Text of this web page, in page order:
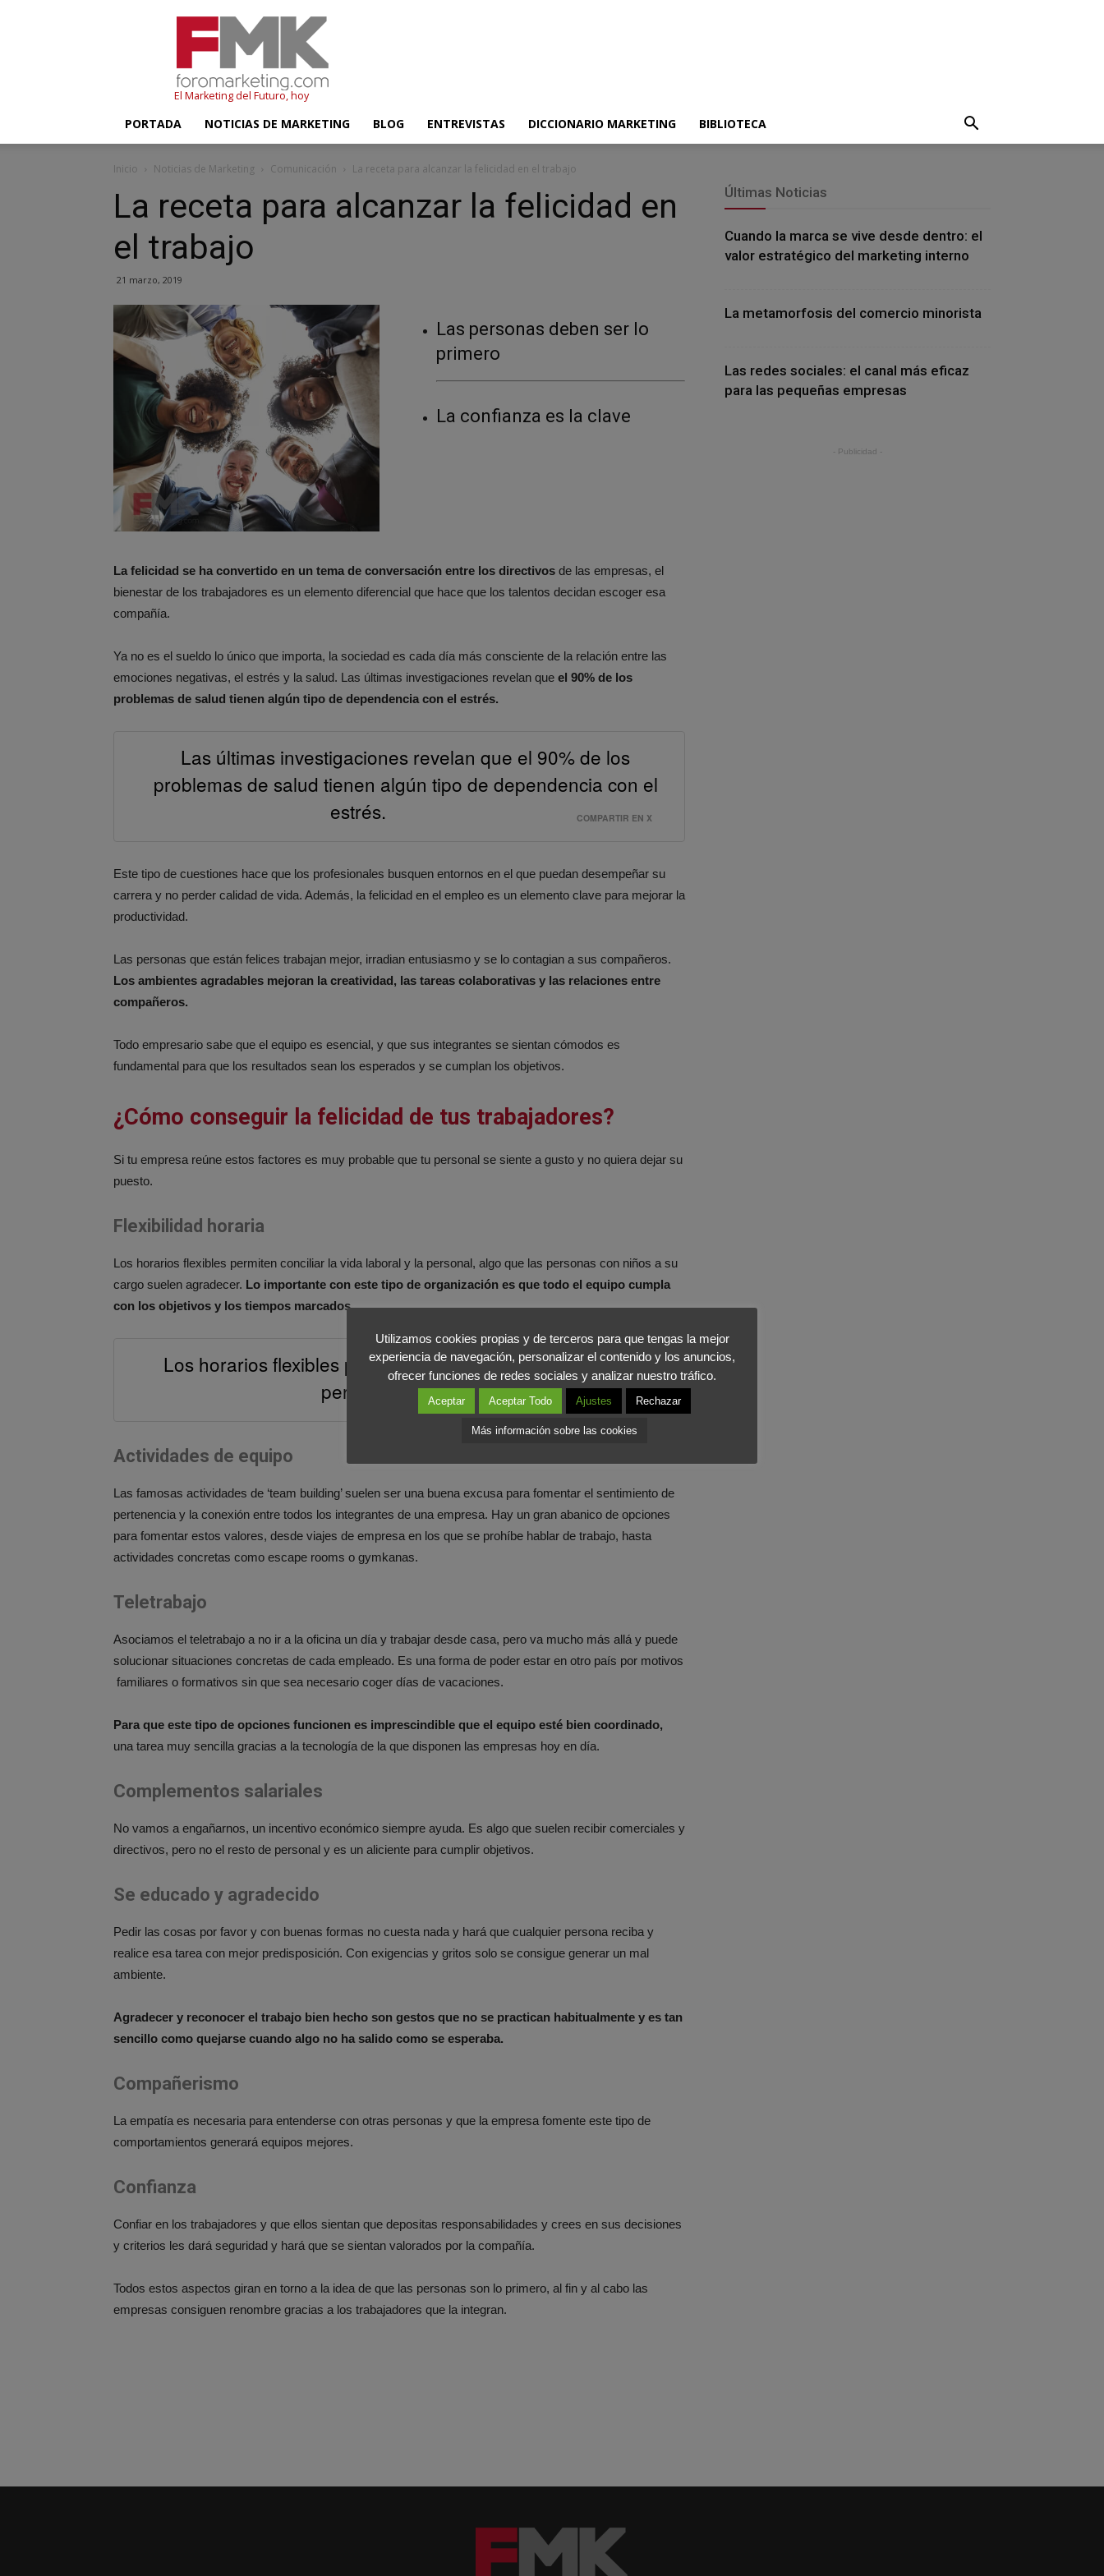
El Marketing del Futuro, hoy
PORTADA NOTICIAS DE MARKETING BLOG ENTREVISTAS DICCIONARIO MARKETING BIBLIOTECA
Inicio Noticias de Marketing Comunicación La receta para alcanzar la felicidad en el trabajo
La receta para alcanzar la felicidad en
el trabajo
21 marzo, 2019
Las personas deben ser lo
primero
La confianza es la clave
La felicidad se ha convertido en un tema de conversación entre los directivos de las empresas, el
bienestar de los trabajadores es un elemento diferencial que hace que los talentos decidan escoger esa
compañía.
Ya no es el sueldo lo único que importa, la sociedad es cada día más consciente de la relación entre las
emociones negativas, el estrés y la salud. Las últimas investigaciones revelan que el 90% de los
problemas de salud tienen algún tipo de dependencia con el estrés.
Las últimas investigaciones revelan que el 90% de los
problemas de salud tienen algún tipo de dependencia con el
estrés.
COMPARTIR EN X
Este tipo de cuestiones hace que los profesionales busquen entornos en el que puedan desempeñar su
carrera y no perder calidad de vida. Además, la felicidad en el empleo es un elemento clave para mejorar la
productividad.
Las personas que están felices trabajan mejor, irradian entusiasmo y se lo contagian a sus compañeros.
Los ambientes agradables mejoran la creatividad, las tareas colaborativas y las relaciones entre
compañeros.
Todo empresario sabe que el equipo es esencial, y que sus integrantes se sientan cómodos es
fundamental para que los resultados sean los esperados y se cumplan los objetivos.
¿Cómo conseguir la felicidad de tus trabajadores?
Si tu empresa reúne estos factores es muy probable que tu personal se siente a gusto y no quiera dejar su
puesto.
Flexibilidad horaria
Los horarios flexibles permiten conciliar la vida laboral y la personal, algo que las personas con niños a su
cargo suelen agradecer. Lo importante con este tipo de organización es que todo el equipo cumpla
con los objetivos y los tiempos marcados.
Los horarios flexibles permiten conciliar la vida laboral y la
personal
COMPARTIR EN X
Actividades de equipo
Las famosas actividades de ‘team building’ suelen ser una buena excusa para fomentar el sentimiento de
pertenencia y la conexión entre todos los integrantes de una empresa. Hay un gran abanico de opciones
para fomentar estos valores, desde viajes de empresa en los que se prohíbe hablar de trabajo, hasta
actividades concretas como escape rooms o gymkanas.
Teletrabajo
Asociamos el teletrabajo a no ir a la oficina un día y trabajar desde casa, pero va mucho más allá y puede
solucionar situaciones concretas de cada empleado. Es una forma de poder estar en otro país por motivos
familiares o formativos sin que sea necesario coger días de vacaciones.
Para que este tipo de opciones funcionen es imprescindible que el equipo esté bien coordinado,
una tarea muy sencilla gracias a la tecnología de la que disponen las empresas hoy en día.
Complementos salariales
No vamos a engañarnos, un incentivo económico siempre ayuda. Es algo que suelen recibir comerciales y
directivos, pero no el resto de personal y es un aliciente para cumplir objetivos.
Se educado y agradecido
Pedir las cosas por favor y con buenas formas no cuesta nada y hará que cualquier persona reciba y
realice esa tarea con mejor predisposición. Con exigencias y gritos solo se consigue generar un mal
ambiente.
Agradecer y reconocer el trabajo bien hecho son gestos que no se practican habitualmente y es tan
sencillo como quejarse cuando algo no ha salido como se esperaba.
Compañerismo
La empatía es necesaria para entenderse con otras personas y que la empresa fomente este tipo de
comportamientos generará equipos mejores.
Confianza
Confiar en los trabajadores y que ellos sientan que depositas responsabilidades y crees en sus decisiones
y criterios les dará seguridad y hará que se sientan valorados por la compañía.
Todos estos aspectos giran en torno a la idea de que las personas son lo primero, al fin y al cabo las
empresas consiguen renombre gracias a los trabajadores que la integran.
Últimas Noticias
Cuando la marca se vive desde dentro: el
valor estratégico del marketing interno
La metamorfosis del comercio minorista
Las redes sociales: el canal más eficaz
para las pequeñas empresas
- Publicidad -
Utilizamos cookies propias y de terceros para que tengas la mejor
experiencia de navegación, personalizar el contenido y los anuncios,
ofrecer funciones de redes sociales y analizar nuestro tráfico.
Aceptar Aceptar Todo Ajustes Rechazar
Más información sobre las cookies